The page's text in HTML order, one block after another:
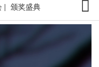
| 颁奖盛典